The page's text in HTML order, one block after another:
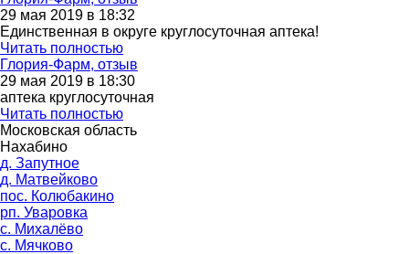
29 мая 2019 в 18:32
Единственная в округе круглосуточная аптека!
Читать полностью
Глория-Фарм, отзыв
29 мая 2019 в 18:30
аптека круглосуточная
Читать полностью
Московская область
Нахабино
д. Запутное
д. Матвейково
пос. Колюбакино
рп. Уваровка
с. Михалёво
с. Мячково